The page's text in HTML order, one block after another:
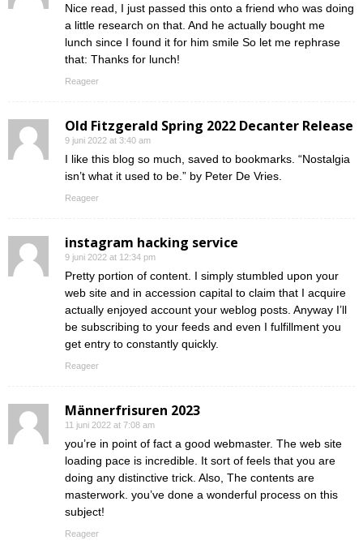
Nice read, I just passed this onto a friend who was doing
a little research on that. And he actually bought me
lunch since I found it for him smile So let me rephrase
that: Thanks for lunch!
Reageer
Old Fitzgerald Spring 2022 Decanter Release
9 juni 2022 at 3:40 am
I like this blog so much, saved to bookmarks. “Nostalgia
isn’t what it used to be.” by Peter De Vries.
Reageer
instagram hacking service
9 juni 2022 at 12:34 pm
Pretty portion of content. I simply stumbled upon your
web site and in accession capital to claim that I acquire
actually enjoyed account your weblog posts. Anyway I’ll
be subscribing to your feeds and even I fulfillment you
get entry to constantly quickly.
Reageer
Männerfrisuren 2023
11 juni 2022 at 7:08 am
you’re in point of fact a good webmaster. The web site
loading pace is incredible. It sort of feels that you are
doing any distinctive trick. Also, The contents are
masterwork. you’ve done a wonderful process on this
subject!
Reageer